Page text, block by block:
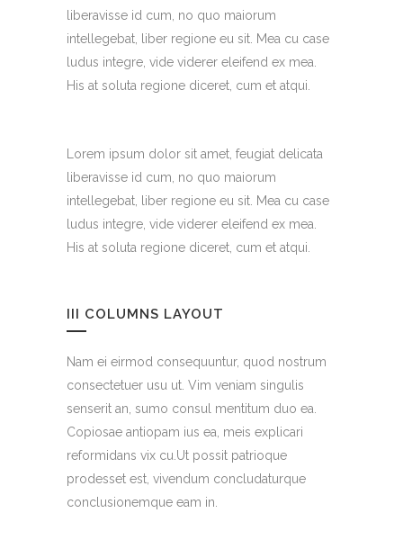
liberavisse id cum, no quo maiorum
intellegebat, liber regione eu sit. Mea cu case
ludus integre, vide viderer eleifend ex mea.
His at soluta regione diceret, cum et atqui.
Lorem ipsum dolor sit amet, feugiat delicata
liberavisse id cum, no quo maiorum
intellegebat, liber regione eu sit. Mea cu case
ludus integre, vide viderer eleifend ex mea.
His at soluta regione diceret, cum et atqui.
III COLUMNS LAYOUT
Nam ei eirmod consequuntur, quod nostrum
consectetuer usu ut. Vim veniam singulis
senserit an, sumo consul mentitum duo ea.
Copiosae antiopam ius ea, meis explicari
reformidans vix cu.Ut possit patrioque
prodesset est, vivendum concludaturque
conclusionemque eam in.